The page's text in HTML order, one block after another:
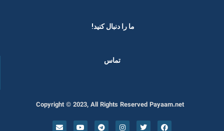
ما را دنبال کنید! ​
تماس
Copyright © 2023, All Rights Reserved Payaam.net